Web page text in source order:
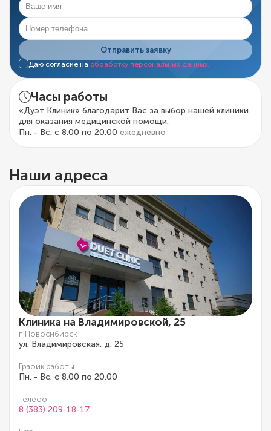
Отправить заявку
Даю согласие на обработку персональных данных
Часы работы
«Дуэт Клиник» благодарит Вас за выбор нашей клиники
для оказания медицинской помощи.
Пн. - Вс. с 8.00 по 20.00 ежедневно
Наши адреса
Клиника на Владимировской, 25
г. Новосибирск
ул. Владимировская, д. 25
График работы
Пн. - Вс. с 8.00 по 20.00
Телефон
8 (383) 209-18-17